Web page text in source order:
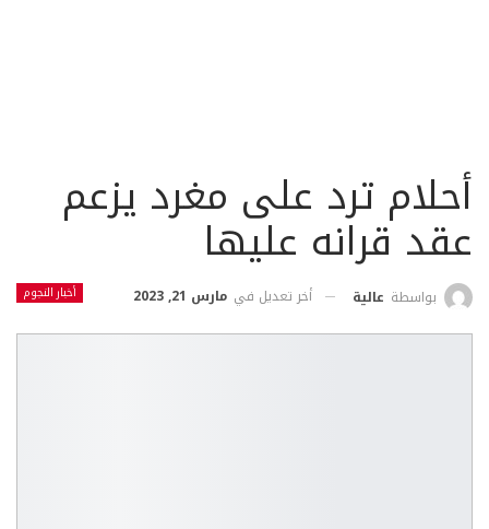
أحلام ترد على مغرد يزعم
عقد قرانه عليها
أخبار النجوم بواسطة عالية أخر تعديل في مارس 21, 2023